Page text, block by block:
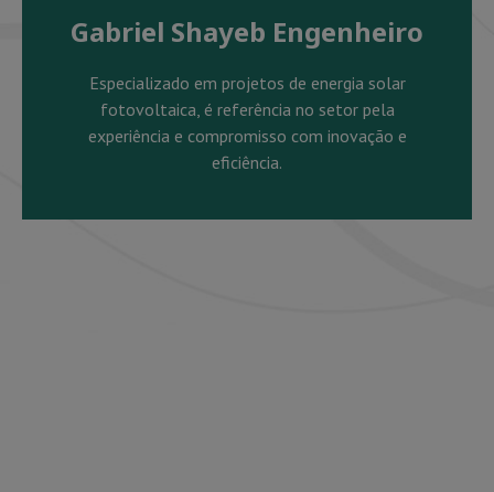
Gabriel Shayeb Engenheiro
Especializado em projetos de energia solar
fotovoltaica, é referência no setor pela
experiência e compromisso com inovação e
eficiência.